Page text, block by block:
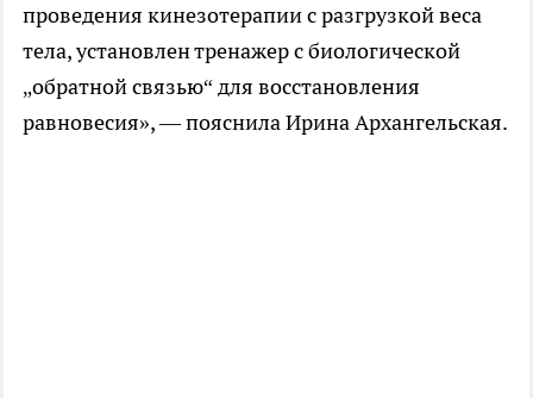
проведения кинезотерапии с разгрузкой веса
тела, установлен тренажер с биологической
„обратной связью“ для восстановления
равновесия», — пояснила Ирина Архангельская.